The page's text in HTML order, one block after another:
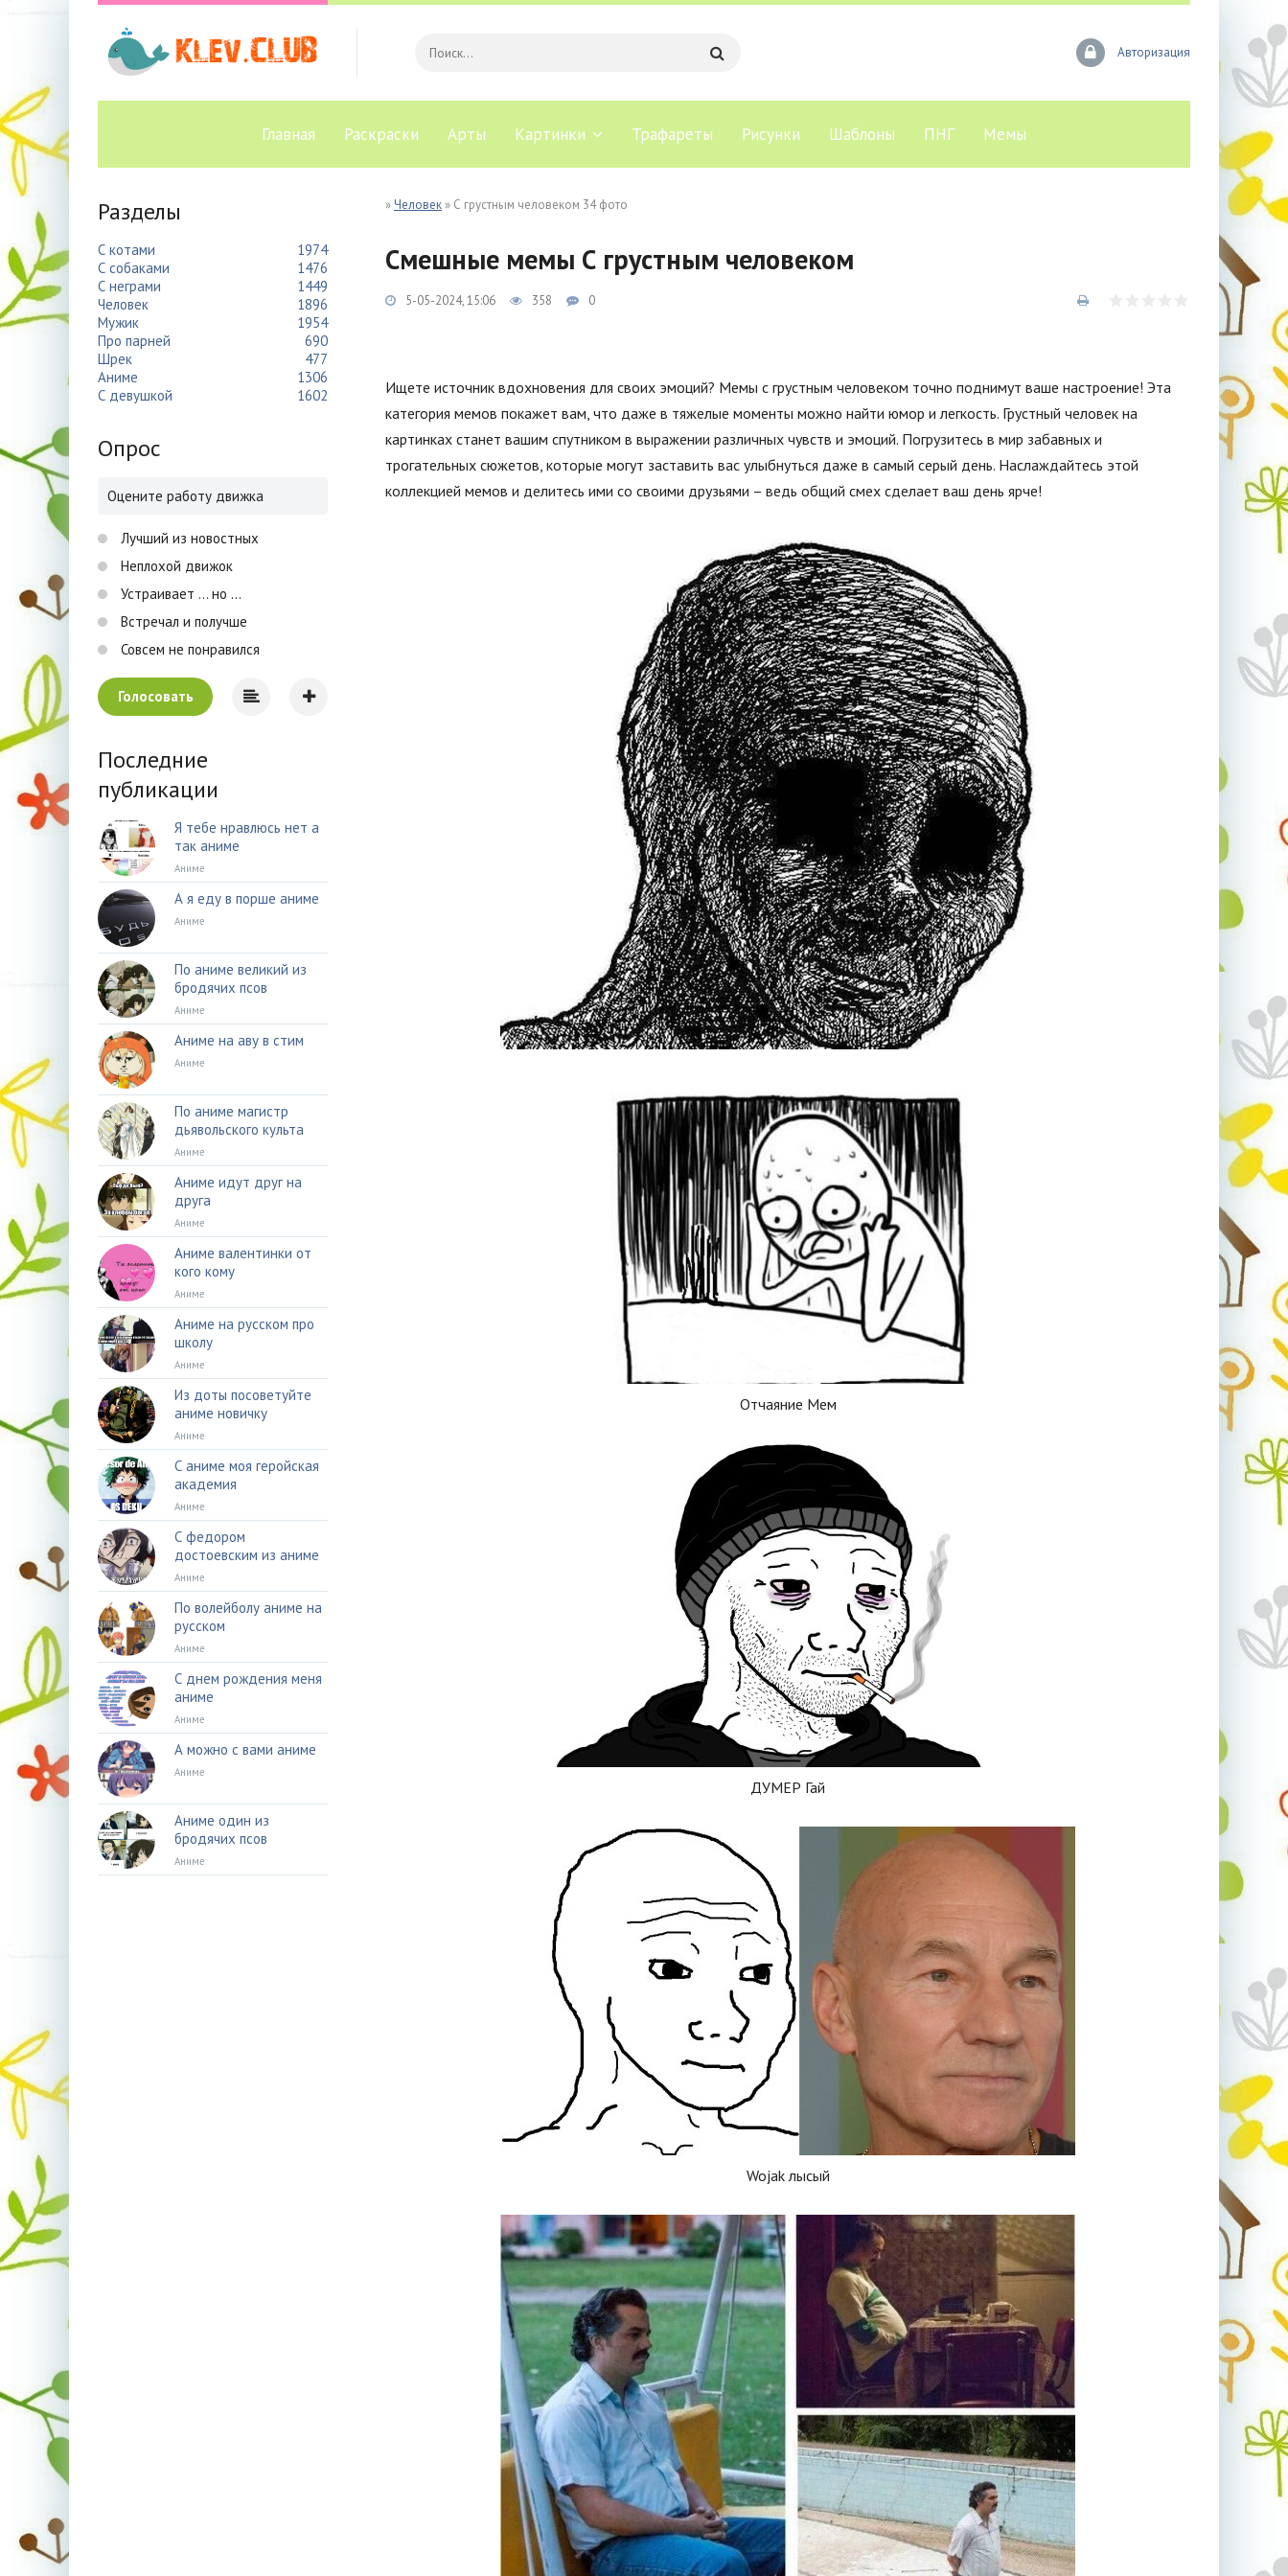
Авторизация
Главная Раскраски Арты Картинки Трафареты Рисунки Шаблоны ПНГ Мемы
»Человек » С грустным человеком 34 фото
Смешные мемы С грустным человеком
5-05-2024, 15:06 358 0
Ищете источник вдохновения для своих эмоций? Мемы с грустным человеком точно поднимут ваше настроение! Эта
категория мемов покажет вам, что даже в тяжелые моменты можно найти юмор и легкость. Грустный человек на
картинках станет вашим спутником в выражении различных чувств и эмоций. Погрузитесь в мир забавных и
трогательных сюжетов, которые могут заставить вас улыбнуться даже в самый серый день. Наслаждайтесь этой
коллекцией мемов и делитесь ими со своими друзьями – ведь общий смех сделает ваш день ярче!
Отчаяние Мем
ДУМЕР Гай
Wojak лысый
Разделы
С котами
1974
С собаками
1476
С неграми
1449
Человек
1896
Мужик
1954
Про парней
690
Шрек
477
Аниме
1306
С девушкой
1602
Опрос
Оцените работу движка
Лучший из новостных
Неплохой движок
Устраивает ... но ...
Встречал и получше
Совсем не понравился
Голосовать
Последние
публикации
Я тебе нравлюсь нет а
так аниме
Аниме
А я еду в порше аниме
Аниме
По аниме великий из
бродячих псов
Аниме
Аниме на аву в стим
Аниме
По аниме магистр
дьявольского культа
Аниме
Аниме идут друг на
друга
Аниме
Аниме валентинки от
кого кому
Аниме
Аниме на русском про
школу
Аниме
Из доты посоветуйте
аниме новичку
Аниме
С аниме моя геройская
академия
Аниме
С федором
достоевским из аниме
Аниме
По волейболу аниме на
русском
Аниме
С днем рождения меня
аниме
Аниме
А можно с вами аниме
Аниме
Аниме один из
бродячих псов
Аниме